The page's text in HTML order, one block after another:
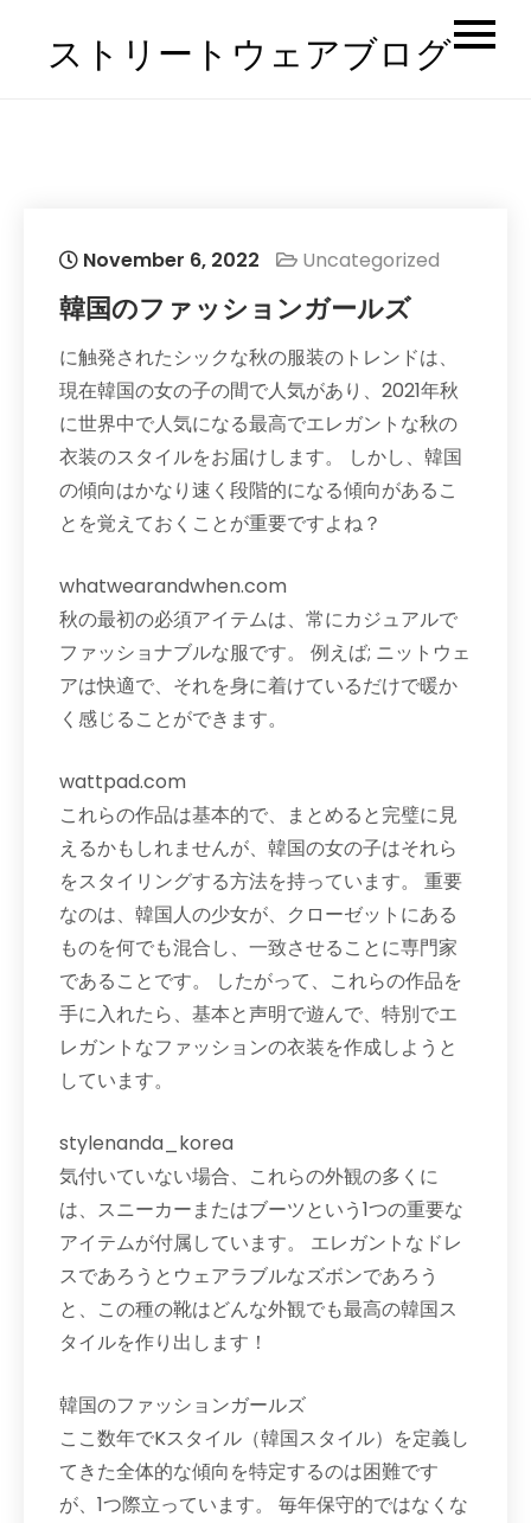
ストリートウェアブログ
November 6, 2022 Uncategorized
韓国のファッションガールズ
に触発されたシックな秋の服装のトレンドは、
現在韓国の女の子の間で人気があり、2021年秋
に世界中で人気になる最高でエレガントな秋の
衣装のスタイルをお届けします。 しかし、韓国
の傾向はかなり速く段階的になる傾向があるこ
とを覚えておくことが重要ですよね？
whatwearandwhen.com
秋の最初の必須アイテムは、常にカジュアルで
ファッショナブルな服です。 例えば; ニットウェ
アは快適で、それを身に着けているだけで暖か
く感じることができます。
wattpad.com
これらの作品は基本的で、まとめると完璧に見
えるかもしれませんが、韓国の女の子はそれら
をスタイリングする方法を持っています。 重要
なのは、韓国人の少女が、クローゼットにある
ものを何でも混合し、一致させることに専門家
であることです。 したがって、これらの作品を
手に入れたら、基本と声明で遊んで、特別でエ
レガントなファッションの衣装を作成しようと
しています。
stylenanda_korea
気付いていない場合、これらの外観の多くに
は、スニーカーまたはブーツという1つの重要な
アイテムが付属しています。 エレガントなドレ
スであろうとウェアラブルなズボンであろう
と、この種の靴はどんな外観でも最高の韓国ス
タイルを作り出します！
韓国のファッションガールズ
ここ数年でKスタイル（韓国スタイル）を定義し
てきた全体的な傾向を特定するのは困難です
が、1つ際立っています。 毎年保守的ではなくな